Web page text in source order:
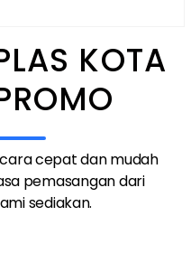
KOTA
cepat dan mudah
pemasangan dari
sediakan.